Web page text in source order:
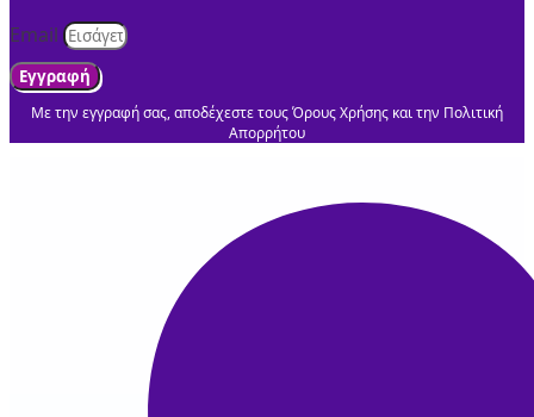
Email
Εγγραφή
Με την εγγραφή σας, αποδέχεστε τους Όρους Χρήσης και την Πολιτική
Απορρήτου